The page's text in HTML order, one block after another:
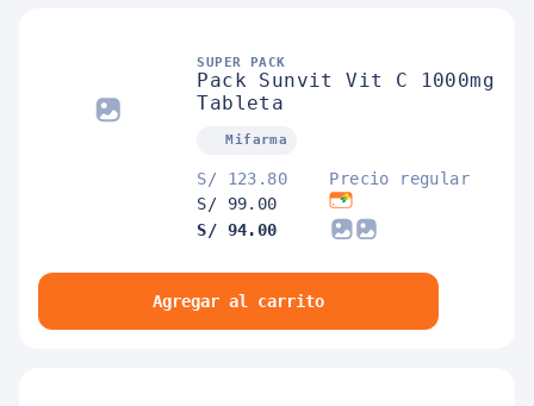
SUPER PACK
Pack Sunvit Vit C 1000mg
Tableta
Mifarma
S/ 123.80
Precio regular
S/ 99.00
S/ 94.00
Agregar al carrito